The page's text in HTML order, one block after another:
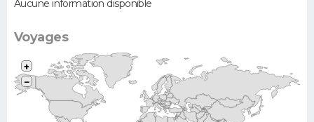
Aucune information disponible
Voyages
+
−